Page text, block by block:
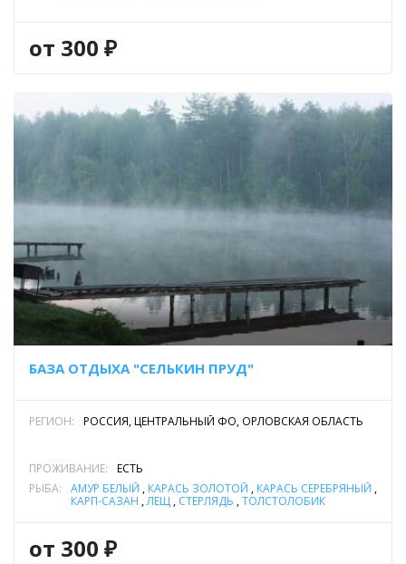
от 300 ₽
БАЗА ОТДЫХА "СЕЛЬКИН ПРУД"
РЕГИОН: РОССИЯ, ЦЕНТРАЛЬНЫЙ ФО, ОРЛОВСКАЯ ОБЛАСТЬ
ПРОЖИВАНИЕ:
ЕСТЬ
РЫБА:
АМУР БЕЛЫЙ , КАРАСЬ ЗОЛОТОЙ , КАРАСЬ СЕРЕБРЯНЫЙ ,
КАРП-САЗАН ,ЛЕЩ , СТЕРЛЯДЬ ,ТОЛСТОЛОБИК
от 300 ₽